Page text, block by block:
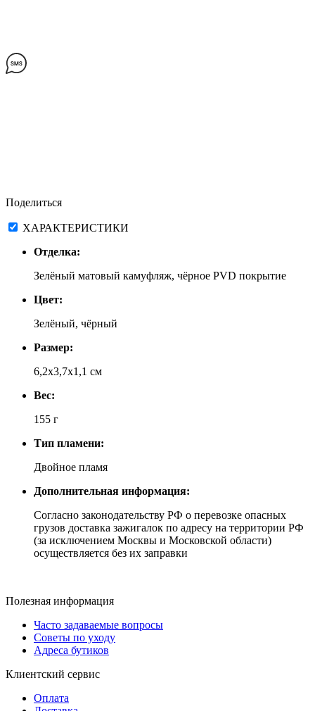
Поделиться
ХАРАКТЕРИСТИКИ
Отделка:
Зелёный матовый камуфляж, чёрное PVD покрытие
Цвет:
Зелёный, чёрный
Размер:
6,2x3,7x1,1 см
Вес:
155 г
Тип пламени:
Двойное пламя
Дополнительная информация:
Согласно законодательству РФ о перевозке опасных
грузов доставка зажигалок по адресу на территории РФ
(за исключением Москвы и Московской области)
осуществляется без их заправки
Полезная информация
Часто задаваемые вопросы
Советы по уходу
Адреса бутиков
Клиентский сервис
Оплата